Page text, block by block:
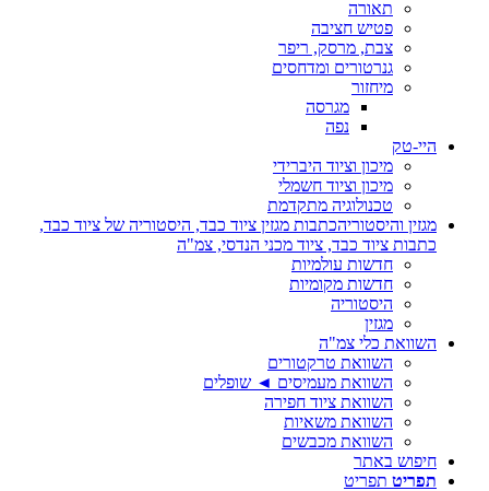
תאורה
פטיש חציבה
צבת, מרסק, ריפר
גנרטורים ומדחסים
מיחזור
מגרסה
נפה
היי-טק
מיכון וציוד היברידי
מיכון וציוד חשמלי
טכנולוגיה מתקדמת
מגזין והיסטוריהכתבות מגזין ציוד כבד, היסטוריה של ציוד כבד,
כתבות ציוד כבד, ציוד מכני הנדסי, צמ"ה
חדשות עולמיות
חדשות מקומיות
היסטוריה
מגזין
השוואת כלי צמ"ה
השוואת טרקטורים
השוואת מעמיסים ◄ שופלים
השוואת ציוד חפירה
השוואת משאיות
השוואת מכבשים
חיפוש באתר
תפריט תפריט